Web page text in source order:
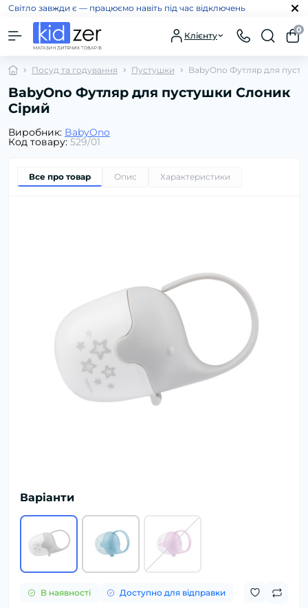
Світло завжди є — працюємо навіть під час відключень
Клієнту
0
Посуд та годування Пустушки BabyOno Футляр для
BabyOno Футляр для пустушки Слоник
Сірий
Виробник: BabyOno
Код товару: 529/01
Все про товар Опис Характеристики
Варіанти
В наявності Доступно для відправки